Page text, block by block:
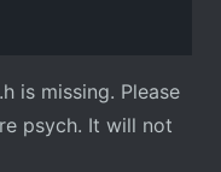
is missing. Please
psych. It will not